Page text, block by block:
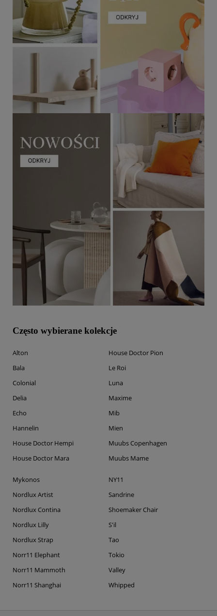
Często wybierane kolekcje
Alton
Bala
Colonial
Delia
Echo
Hannelin
House Doctor Hempi
House Doctor Mara
House Doctor Pion
Le Roi
Luna
Maxime
Mib
Mien
Muubs Copenhagen
Muubs Mame
Mykonos
Nordlux Artist
Nordlux Contina
Nordlux Lilly
Nordlux Strap
Norr11 Elephant
Norr11 Mammoth
Norr11 Shanghai
NY11
Sandrine
Shoemaker Chair
S'il
Tao
Tokio
Valley
Whipped